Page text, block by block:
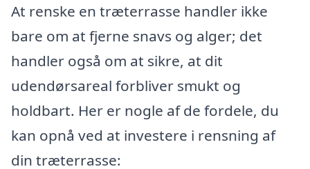
At renske en træterrasse handler ikke
bare om at fjerne snavs og alger; det
handler også om at sikre, at dit
udendørsareal forbliver smukt og
holdbart. Her er nogle af de fordele, du
kan opnå ved at investere i rensning af
din træterrasse: